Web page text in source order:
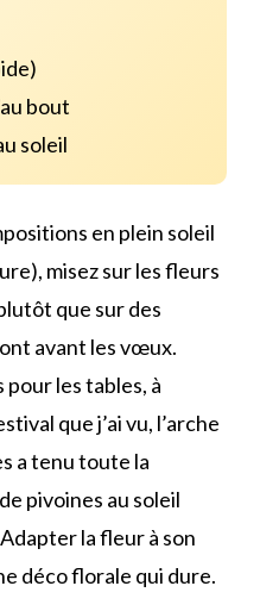
bout
soleil
en plein soleil
misez sur les fleurs
que sur des
avant les vœux.
les tables, à
que j’ai vu, l’arche
a tenu toute la
pivoines au soleil
la fleur à son
déco florale qui dure.